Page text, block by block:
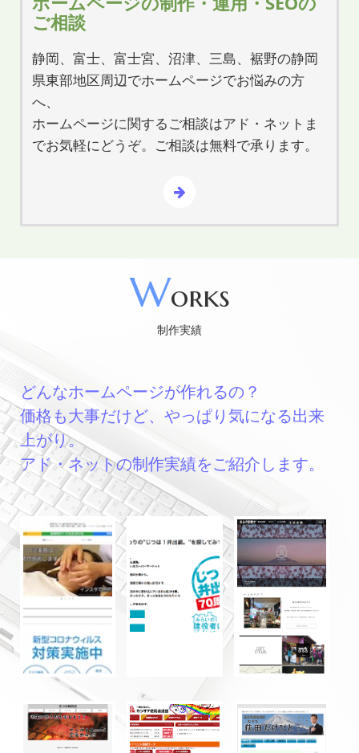
ご相談
静岡、富士、富士宮、沼津、三島、裾野の静岡
県東部地区周辺でホームページでお悩みの方
へ、
ホームページに関するご相談はアド・ネットま
でお気軽にどうぞ。ご相談は無料で承ります。
Works
制作実績
どんなホームページが作れるの？
価格も大事だけど、やっぱり気になる出来
上がり。
アド・ネットの制作実績をご紹介します。